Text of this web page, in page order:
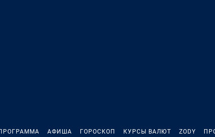
АФИША ГОРОСКОП КУРСЫ ВАЛЮТ ZODY